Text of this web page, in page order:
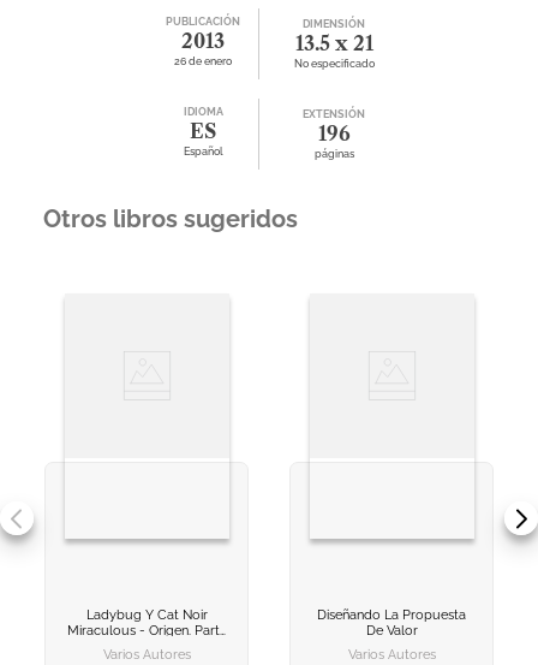
PUBLICACIÓN
2013
26 de enero
DIMENSIÓN
13.5 x 21
No especificado
IDIOMA
ES
Español
EXTENSIÓN
196
páginas
Otros libros sugeridos
VER INFORMACION
Ladybug Y Cat Noir
Miraculous - Origen. Parte
1
Varios Autores
VER INFORMACION
Diseñando La Propuesta
De Valor
Varios Autores